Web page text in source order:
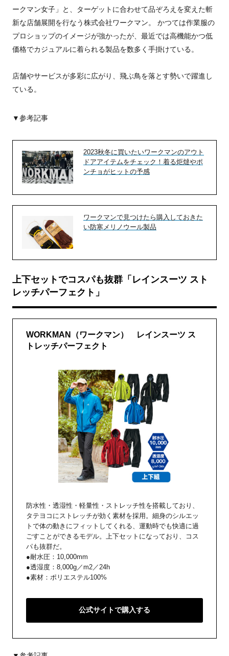
ークマン女子」と、ターゲットに合わせて品ぞろえを変えた斬
新な店舗展開を行なう株式会社ワークマン。 かつては作業服の
プロショップのイメージが強かったが、最近では高機能かつ低
価格でカジュアルに着られる製品を数多く手掛けている。
店舗やサービスが多彩に広がり、飛ぶ鳥を落とす勢いで躍進し
ている。
▼参考記事
2023秋冬に買いたいワークマンのアウト
ドアアイテムをチェック！着る炬燵やポ
ンチョがヒットの予感
ワークマンで見つけたら購入しておきた
い防寒メリノウール製品
上下セットでコスパも抜群「レインスーツ スト
レッチパーフェクト」
WORKMAN（ワークマン） レインスーツ ス
トレッチパーフェクト
防水性・透湿性・軽量性・ストレッチ性を搭載しており、
タテヨコにストレッチが効く素材を採用。細身のシルエッ
トで体の動きにフィットしてくれる、運動時でも快適に過
ごすことができるモデル。上下セットになっており、コス
パも抜群だ。
●耐水圧：10,000mm
●透湿度：8,000g／m2／24h
●素材：ポリエステル100%
公式サイトで購入する